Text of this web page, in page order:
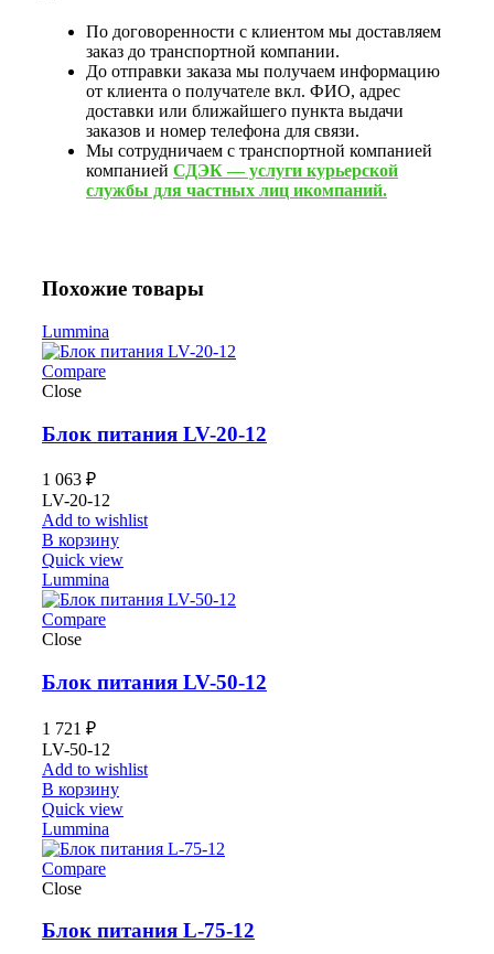
По договоренности с клиентом мы доставляем
заказ до транспортной компании.
До отправки заказа мы получаем информацию
от клиента о получателе вкл. ФИО, адрес
доставки или ближайшего пункта выдачи
заказов и номер телефона для связи.
Мы сотрудничаем с транспортной компанией
компанией СДЭК — услуги курьерской
службы для частных лиц икомпаний.
Похожие товары
Lummina
Compare
Close
Блок питания LV-20-12
1 063 ₽
LV-20-12
Add to wishlist
В корзину
Quick view
Lummina
Compare
Close
Блок питания LV-50-12
1 721 ₽
LV-50-12
Add to wishlist
В корзину
Quick view
Lummina
Compare
Close
Блок питания L-75-12